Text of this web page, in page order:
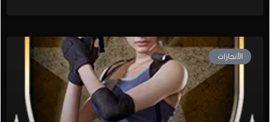
الأنجازات